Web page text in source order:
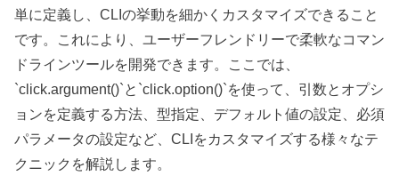
単に定義し、CLIの挙動を細かくカスタマイズできること
です。これにより、ユーザーフレンドリーで柔軟なコマン
ドラインツールを開発できます。ここでは、
`click.argument()`と`click.option()`を使って、引数とオプシ
ョンを定義する方法、型指定、デフォルト値の設定、必須
パラメータの設定など、CLIをカスタマイズする様々なテ
クニックを解説します。